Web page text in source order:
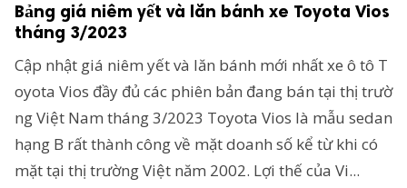
Nghệ 24h
Bảng giá niêm yết và lăn bánh xe Toyota Vios
tháng 3/2023
Cập nhật giá niêm yết và lăn bánh mới nhất xe ô tô T
oyota Vios đầy đủ các phiên bản đang bán tại thị trườ
ng Việt Nam tháng 3/2023 Toyota Vios là mẫu sedan
hạng B rất thành công về mặt doanh số kể từ khi có
mặt tại thị trường Việt năm 2002. Lợi thế của Vi...